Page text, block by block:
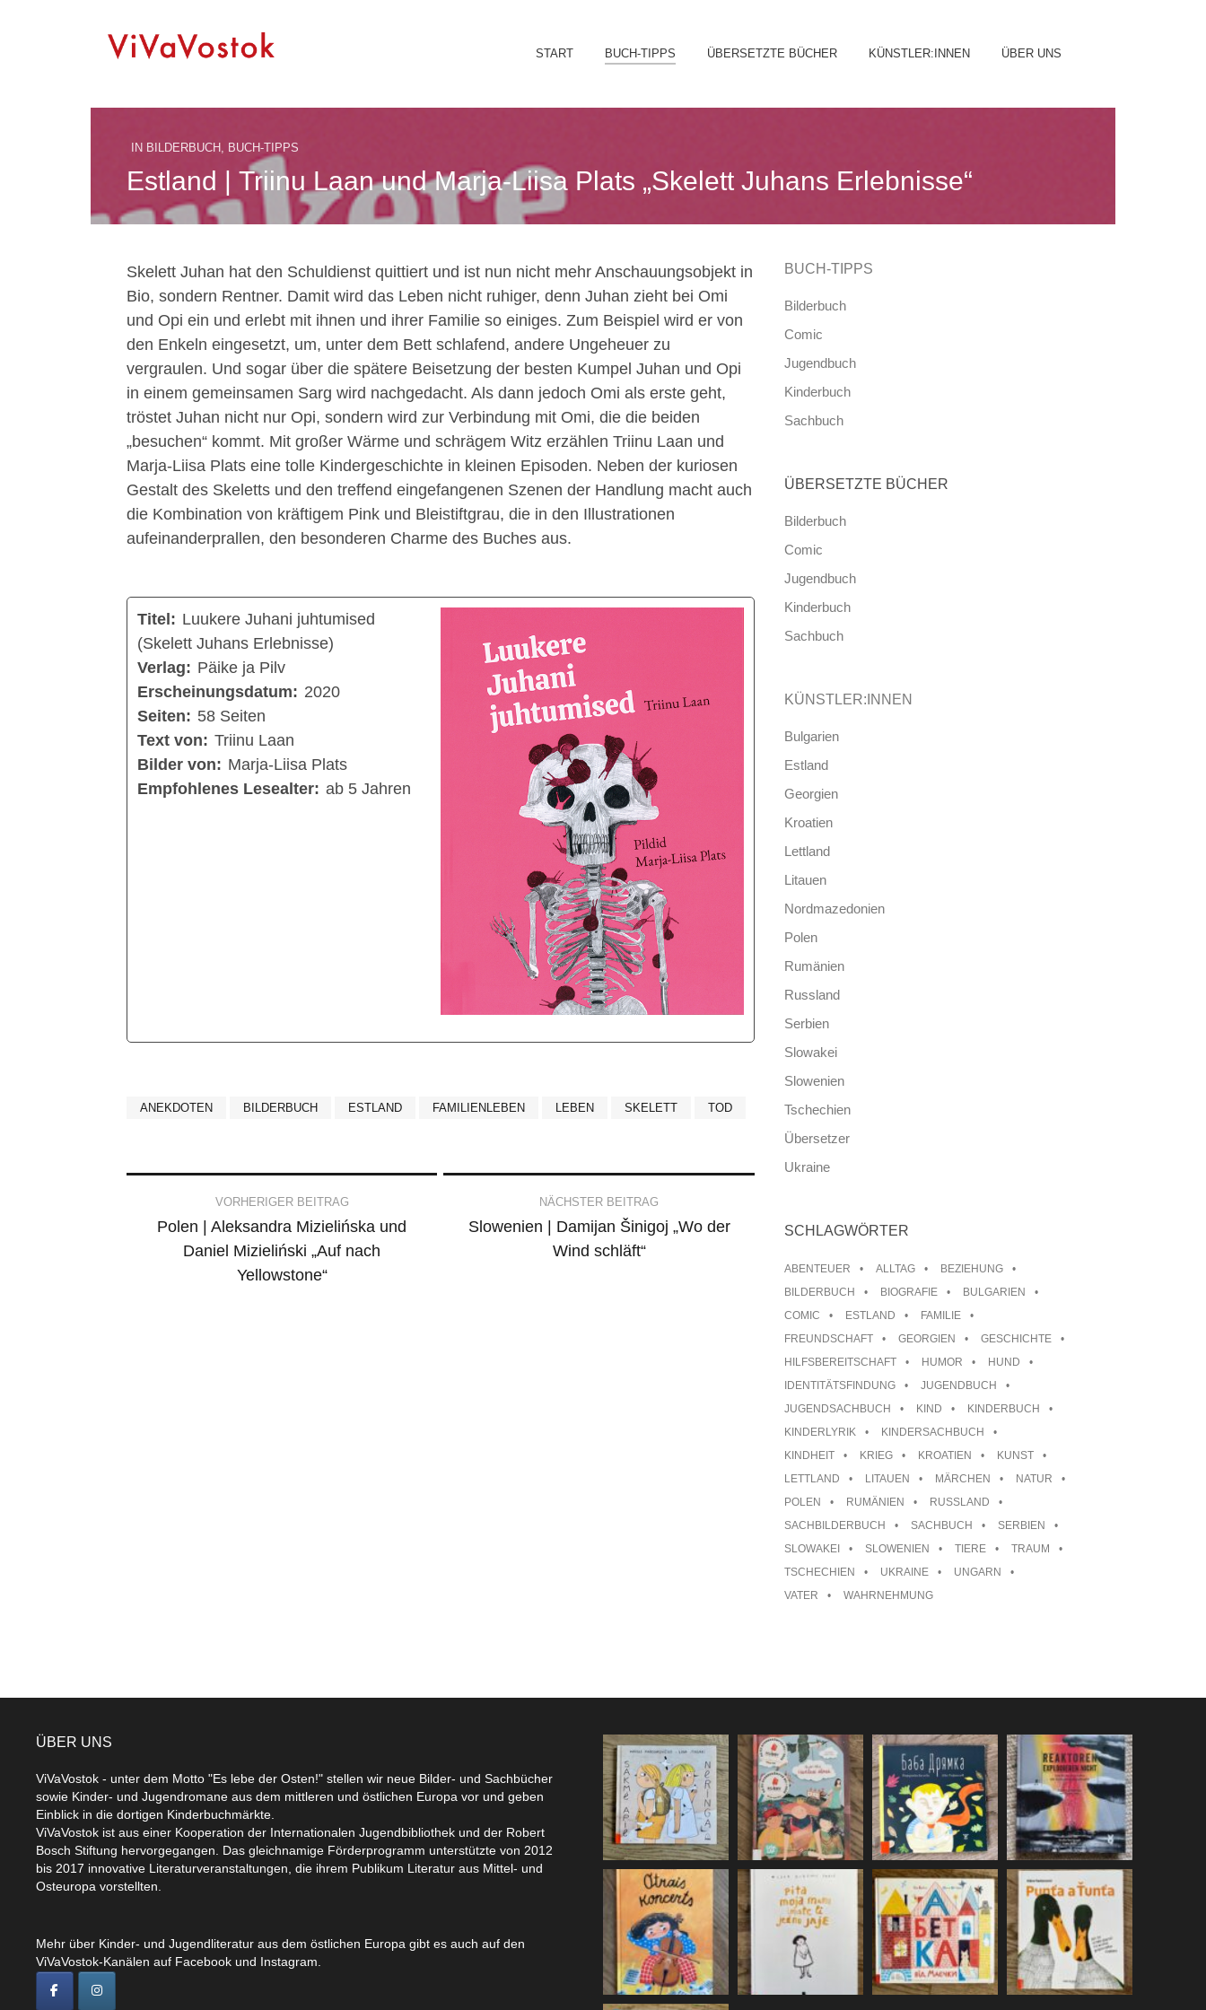
Skip
START BUCH-TIPPS ÜBERSETZTE BÜCHER KÜNSTLER:INNEN ÜBER UNS
IN BILDERBUCH , BUCH-TIPPS
Estland | Triinu Laan und Marja-Liisa Plats „Skelett Juhans Erlebnisse“
Skelett Juhan hat den Schuldienst quittiert und ist nun nicht mehr Anschauungsobjekt in
Bio, sondern Rentner. Damit wird das Leben nicht ruhiger, denn Juhan zieht bei Omi
und Opi ein und erlebt mit ihnen und ihrer Familie so einiges. Zum Beispiel wird er von
den Enkeln eingesetzt, um, unter dem Bett schlafend, andere Ungeheuer zu
vergraulen. Und sogar über die spätere Beisetzung der besten Kumpel Juhan und Opi
in einem gemeinsamen Sarg wird nachgedacht. Als dann jedoch Omi als erste geht,
tröstet Juhan nicht nur Opi, sondern wird zur Verbindung mit Omi, die die beiden
„besuchen“ kommt. Mit großer Wärme und schrägem Witz erzählen Triinu Laan und
Marja-Liisa Plats eine tolle Kindergeschichte in kleinen Episoden. Neben der kuriosen
Gestalt des Skeletts und den treffend eingefangenen Szenen der Handlung macht auch
die Kombination von kräftigem Pink und Bleistiftgrau, die in den Illustrationen
aufeinanderprallen, den besonderen Charme des Buches aus.
Titel: Luukere Juhani juhtumised
(Skelett Juhans Erlebnisse)
Verlag: Päike ja Pilv
Erscheinungsdatum: 2020
Seiten: 58 Seiten
Text von: Triinu Laan
Bilder von: Marja-Liisa Plats
Empfohlenes Lesealter: ab 5 Jahren
ANEKDOTEN BILDERBUCH ESTLAND FAMILIENLEBEN LEBEN SKELETT TOD
navigation
VORHERIGER BEITRAG
Polen | Aleksandra Mizielińska und
Daniel Mizieliński „Auf nach
Yellowstone“
NÄCHSTER BEITRAG
Slowenien | Damijan Šinigoj „Wo der
Wind schläft“
BUCH-TIPPS
Bilderbuch
Comic
Jugendbuch
Kinderbuch
Sachbuch
ÜBERSETZTE BÜCHER
Bilderbuch
Comic
Jugendbuch
Kinderbuch
Sachbuch
KÜNSTLER:INNEN
Bulgarien
Estland
Georgien
Kroatien
Lettland
Litauen
Nordmazedonien
Polen
Rumänien
Russland
Serbien
Slowakei
Slowenien
Tschechien
Übersetzer
Ukraine
SCHLAGWÖRTER
ABENTEUER ALLTAG
BEZIEHUNG
BILDERBUCH
BIOGRAFIE
BULGARIEN
COMIC
ESTLAND
FAMILIE
FREUNDSCHAFT
GEORGIEN
GESCHICHTE
HILFSBEREITSCHAFT
HUMOR
HUND
IDENTITÄTSFINDUNG
JUGENDBUCH
JUGENDSACHBUCH
KIND
KINDERBUCH
KINDERLYRIK
KINDERSACHBUCH
KINDHEIT
KRIEG KROATIEN
KUNST
LETTLAND
LITAUEN MÄRCHEN
NATUR
POLEN
RUMÄNIEN
RUSSLAND
SACHBILDERBUCH
SACHBUCH
SERBIEN
SLOWAKEI
SLOWENIEN TIERE
TRAUM
TSCHECHIEN
UKRAINE
UNGARN
VATER
WAHRNEHMUNG
ÜBER UNS
ViVaVostok - unter dem Motto "Es lebe der Osten!" stellen wir neue Bilder- und Sachbücher
sowie Kinder- und Jugendromane aus dem mittleren und östlichen Europa vor und geben
Einblick in die dortigen Kinderbuchmärkte.
ViVaVostok ist aus einer Kooperation der Internationalen Jugendbibliothek und der Robert
Bosch Stiftung hervorgegangen. Das gleichnamige Förderprogramm unterstützte von 2012
bis 2017 innovative Literaturveranstaltungen, die ihrem Publikum Literatur aus Mittel- und
Osteuropa vorstellten.
Mehr über Kinder- und Jugendliteratur aus dem östlichen Europa gibt es auch auf den
ViVaVostok-Kanälen auf Facebook und Instagram.